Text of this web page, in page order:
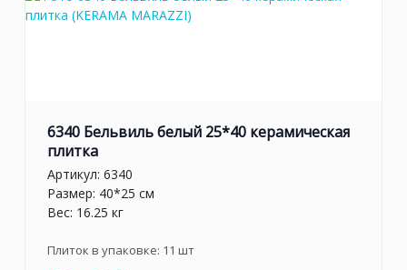
6340 Бельвиль белый 25*40 керамическая
плитка
Артикул: 6340
Размер: 40*25 см
Вес: 16.25 кг
Плиток в упаковке: 11 шт